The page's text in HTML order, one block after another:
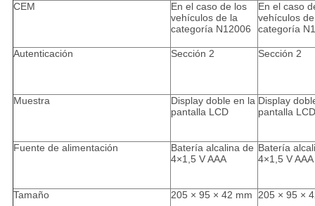
CEM
En el caso de los
vehículos de la
categoría N12006
En el caso
vehículos
categoría
Autenticación Sección 2 Sección 2
Muestra
Display doble en la
pantalla LCD
Display
pantalla LCD
Fuente de alimentación
Batería alcalina de
4×1,5 V AAA
Batería
4×1,5 V AAA
Tamaño 205 × 95 × 42 mm 205 × 95 ×